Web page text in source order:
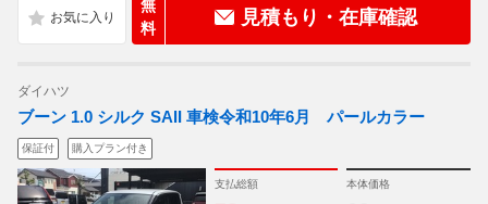
無
料
見積もり・在庫確認
ダイハツ
ブーン 1.0 シルク SAII 車検令和10年6月 パールカラー
保証付 購入プラン付き
支払総額 本体価格